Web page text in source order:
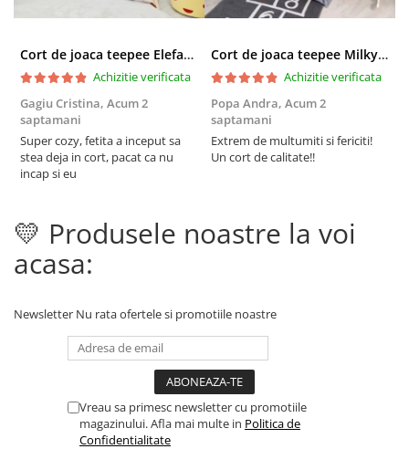
Cort de joaca teepee Elefanti - bej
Achizitie verificata
Gagiu Cristina, Acum 2
saptamani
Super cozy, fetita a inceput sa
stea deja in cort, pacat ca nu
incap si eu
Cort de joaca teepee Milky Stars Personalizat
Achizitie verificata
Popa Andra, Acum 2
saptamani
Extrem de multumiti si fericiti!
Un cort de calitate!!
💛 Produsele noastre la voi
acasa:
Newsletter Nu rata ofertele si promotiile noastre
Vreau sa primesc newsletter cu promotiile
magazinului. Afla mai multe in Politica de
Confidentialitate